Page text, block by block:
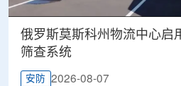
俄罗斯莫斯科州物流中心启
筛查系统
安防 2026-08-07